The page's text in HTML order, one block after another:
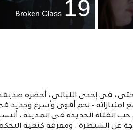
19
، في إحدى الليالي ، أحضره
- نجم أقوى وأسرع وجديد
الجديدة في المدينة ،
عن السيطرة ، ومعرفة كيفية